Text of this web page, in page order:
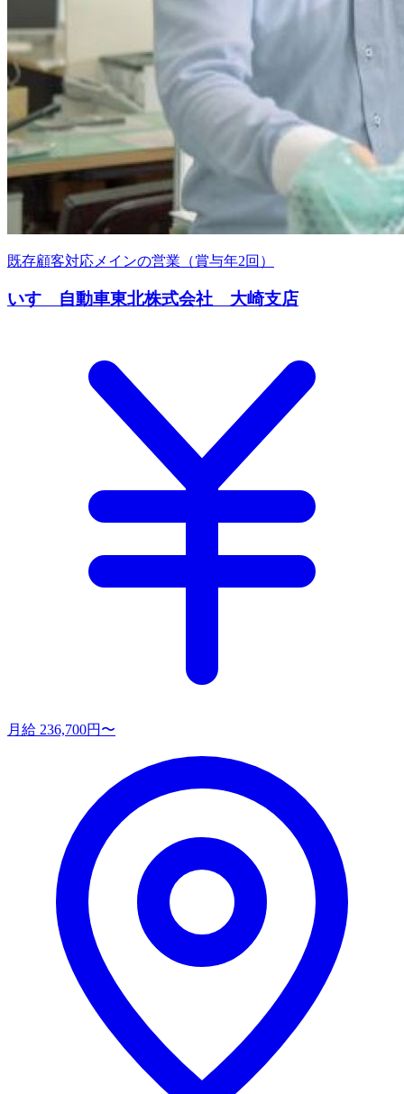
既存顧客対応メインの営業（賞与年2回）
いすゞ自動車東北株式会社 大崎支店
月給 236,700円〜